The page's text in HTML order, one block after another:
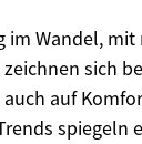
Wandel,
sich
auf
spiegeln